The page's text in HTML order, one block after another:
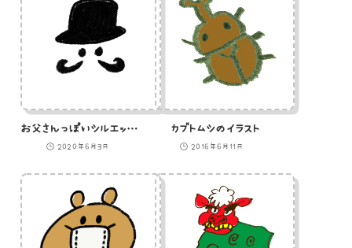
お父さんっぽいシルエットのイラスト
2020年6月3日
カブトムシのイラスト
2016年6月11日